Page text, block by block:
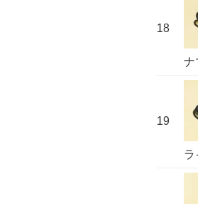
18
ナ
19
ラ